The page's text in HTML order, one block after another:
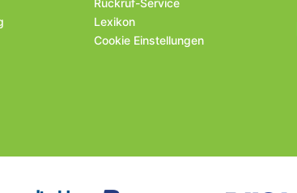
Rückruf-Service
Lexikon
Cookie Einstellungen